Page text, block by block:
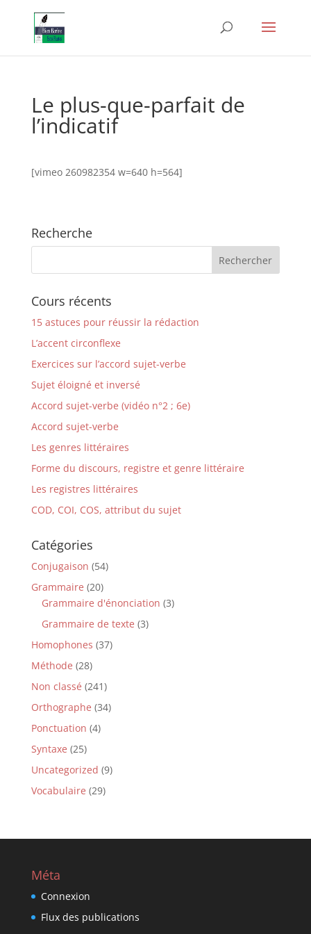
Le plus-que-parfait de
l’indicatif
[vimeo 260982354 w=640 h=564]
Recherche
Cours récents
15 astuces pour réussir la rédaction
L’accent circonflexe
Exercices sur l’accord sujet-verbe
Sujet éloigné et inversé
Accord sujet-verbe (vidéo n°2 ; 6e)
Accord sujet-verbe
Les genres littéraires
Forme du discours, registre et genre littéraire
Les registres littéraires
COD, COI, COS, attribut du sujet
Catégories
Conjugaison (54)
Grammaire (20)
Grammaire d'énonciation (3)
Grammaire de texte (3)
Homophones (37)
Méthode (28)
Non classé (241)
Orthographe (34)
Ponctuation (4)
Syntaxe (25)
Uncategorized (9)
Vocabulaire (29)
Méta
Connexion
Flux des publications